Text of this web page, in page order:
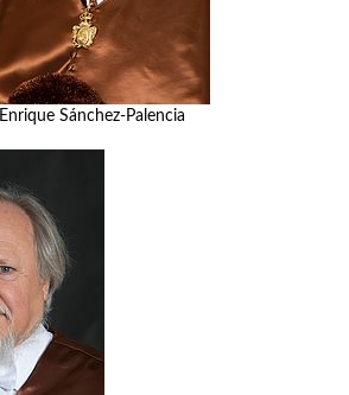
Enrique Sánchez-Palencia